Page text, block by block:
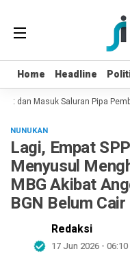
Home Headline
Home Headline
dan Masuk Saluran Pipa
NUNUKAN
Lagi, Empat
Menyusul
MBG Akibat
BGN Belum Cair
Redaksi
17 Jun 2026 - 06:10